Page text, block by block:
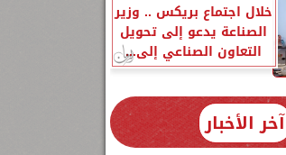
خلال اجتماع بريكس .. وزير
الصناعة يدعو إلى تحويل
التعاون الصناعي إلى...
آخر الأخبار